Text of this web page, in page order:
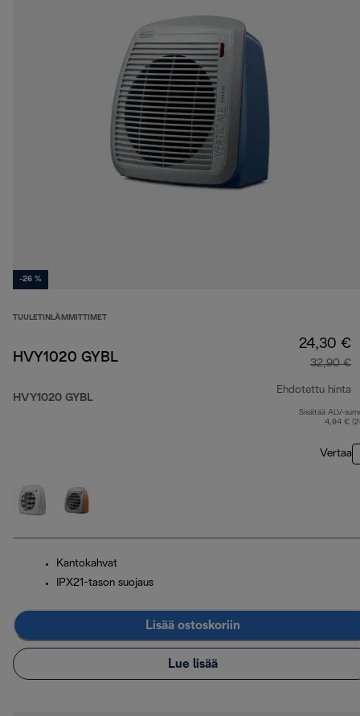
-26 %
TUULETINLÄMMITTIMET
HVY1020 GYBL
HVY1020 GYBL
24,30 €
32,90 €
Ehdotettu hinta
Sisältää ALV-
4,94 €
Vertaa
Kantokahvat
IPX21-tason suojaus
Lisää ostoskoriin
Lue lisää